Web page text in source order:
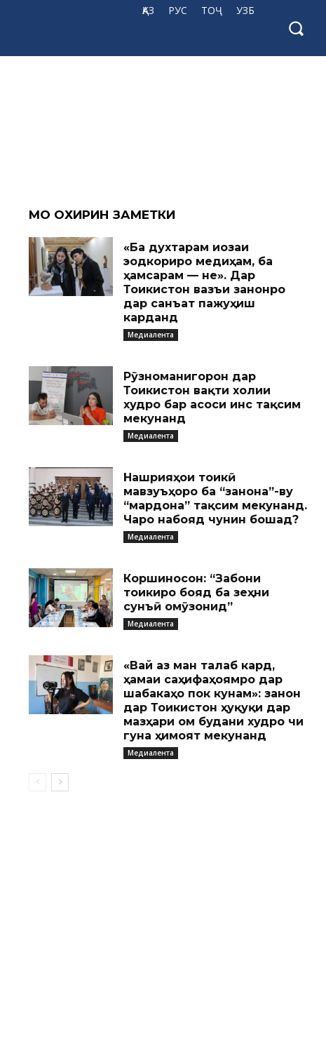
ҚАЗ РУС ТОҶ УЗБ
МО ОХИРИН ЗАМЕТКИ
«Ба духтарам иҷозаи
эҷодкориро медиҳам, ба
ҳамсарам — не». Дар
Тоҷикистон вазъи занонро
дар санъат пажуҳиш
карданд
Медиалента
Рӯзноманигорон дар
Тоҷикистон вақти холии
худро бар асоси ҷинс тақсим
мекунанд
Медиалента
Нашрияҳои тоҷикӣ
мавзуъҳоро ба “занона”-ву
“мардона” тақсим мекунанд.
Чаро набояд чунин бошад?
Медиалента
Коршиносон: “Забони
тоҷикиро бояд ба зеҳни
сунъӣ омӯзонид”
Медиалента
«Вай аз ман талаб кард,
ҳамаи саҳифаҳоямро дар
шабакаҳо пок кунам»: занон
дар Тоҷикистон ҳуқуқи дар
мазҳари ом будани худро чи
гуна ҳимоят мекунанд
Медиалента